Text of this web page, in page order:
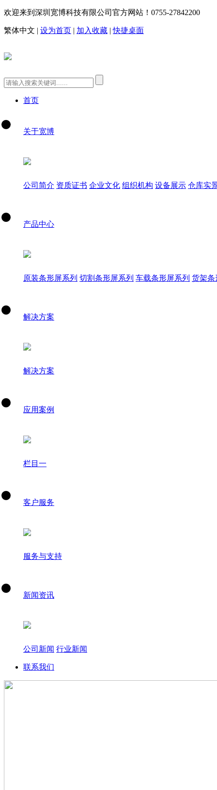
欢迎来到深圳宽博科技有限公司官方网站！ 0755-27842200
繁体中文 | 设为首页 | 加入收藏 |快捷桌面
首页
关于宽博
公司简介 资质证书 企业文化 组织机构 设备展示 仓库实
产品中心
原装条形屏系列 切割条形屏系列 车载条形屏系列 货架条
解决方案
解决方案
应用案例
栏目一
客户服务
服务与支持
新闻资讯
公司新闻 行业新闻
联系我们